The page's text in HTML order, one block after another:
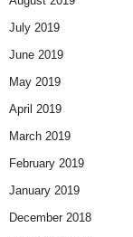
July 2019
June 2019
May 2019
April 2019
March 2019
February 2019
January 2019
December 2018